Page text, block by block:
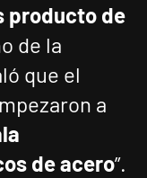
producto de
de la
que el
a
de acero”.